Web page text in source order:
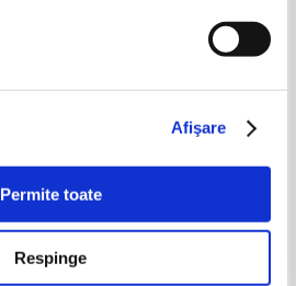
Afişare
Permite toate
Respinge
Leon Levitchi, Andrei Bantas -
Dictionar Englez-Roman
Adaugă în coș